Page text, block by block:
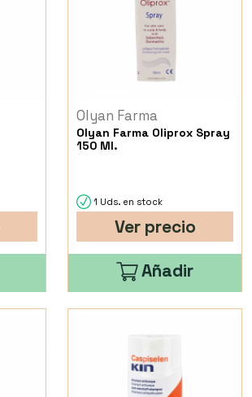
Olyan Farma
Olyan Farma Oliprox Spray
150 Ml.
1 Uds. en stock
Ver precio
Añadir